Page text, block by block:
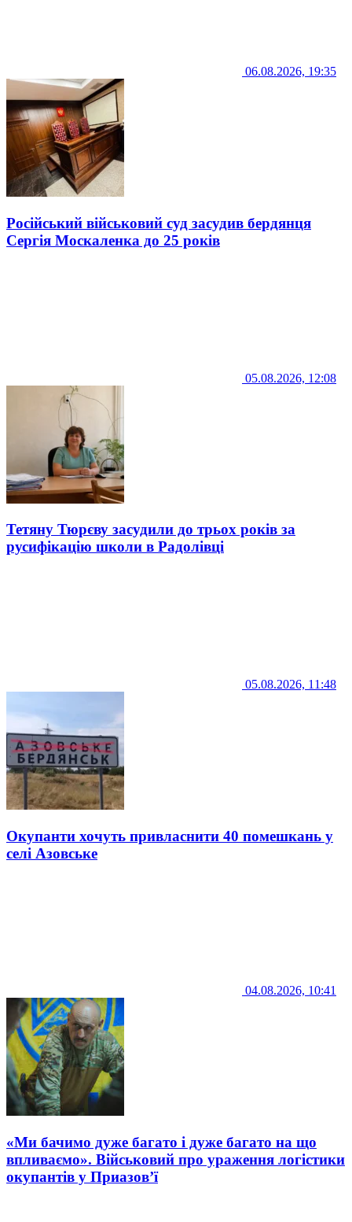
06.08.2026, 19:35
Російський військовий суд засудив бердянця
Сергія Москаленка до 25 років
05.08.2026, 12:08
Тетяну Тюрєву засудили до трьох років за
русифікацію школи в Радолівці
05.08.2026, 11:48
Окупанти хочуть привласнити 40 помешкань у
селі Азовське
04.08.2026, 10:41
«Ми бачимо дуже багато і дуже багато на що
впливаємо». Військовий про ураження логістики
окупантів у Приазов’ї